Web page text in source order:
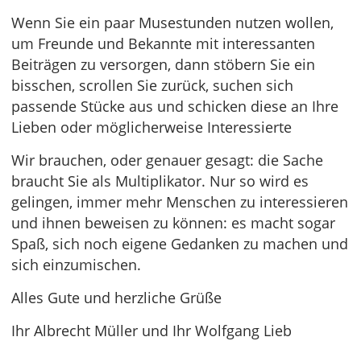
Wenn Sie ein paar Musestunden nutzen wollen,
um Freunde und Bekannte mit interessanten
Beiträgen zu versorgen, dann stöbern Sie ein
bisschen, scrollen Sie zurück, suchen sich
passende Stücke aus und schicken diese an Ihre
Lieben oder möglicherweise Interessierte
Wir brauchen, oder genauer gesagt: die Sache
braucht Sie als Multiplikator. Nur so wird es
gelingen, immer mehr Menschen zu interessieren
und ihnen beweisen zu können: es macht sogar
Spaß, sich noch eigene Gedanken zu machen und
sich einzumischen.
Alles Gute und herzliche Grüße
Ihr Albrecht Müller und Ihr Wolfgang Lieb